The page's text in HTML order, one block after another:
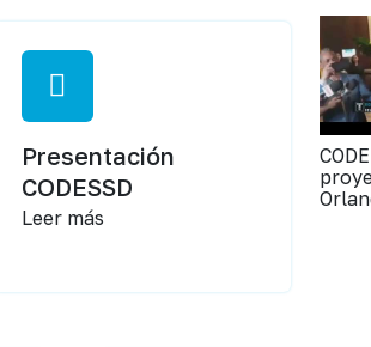
Presentación
CODESSD
Leer más